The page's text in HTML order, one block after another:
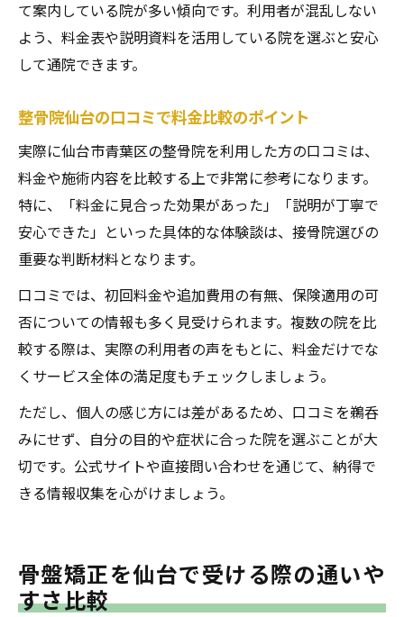
て案内している院が多い傾向です。利用者が混乱しない
よう、料金表や説明資料を活用している院を選ぶと安心
して通院できます。
整骨院仙台の口コミで料金比較のポイント
実際に仙台市青葉区の整骨院を利用した方の口コミは、
料金や施術内容を比較する上で非常に参考になります。
特に、「料金に見合った効果があった」「説明が丁寧で
安心できた」といった具体的な体験談は、接骨院選びの
重要な判断材料となります。
口コミでは、初回料金や追加費用の有無、保険適用の可
否についての情報も多く見受けられます。複数の院を比
較する際は、実際の利用者の声をもとに、料金だけでな
くサービス全体の満足度もチェックしましょう。
ただし、個人の感じ方には差があるため、口コミを鵜呑
みにせず、自分の目的や症状に合った院を選ぶことが大
切です。公式サイトや直接問い合わせを通じて、納得で
きる情報収集を心がけましょう。
骨盤矯正を仙台で受ける際の通いや
すさ比較